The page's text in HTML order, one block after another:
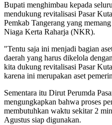
Bupati menghimbau kepada
mendukung revitalisasi Pasar
Pemkab Tangerang yang
Niaga Kerta Raharja (NKR).
"Tentu saja ini menjadi bagian
daerah yang harus dikelola
kita dukung revitalisasi Pasar
karena ini merupakan aset
Sementara itu Dirut Perumda
mengungkapkan bahwa proses
membutuhkan waktu sekitar 2
Agustus siap digunakan.